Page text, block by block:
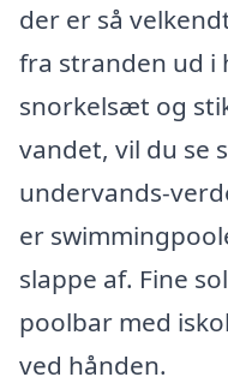
der er så
fra stranden ud i
snorkelsæt og
vandet, vil du se
undervands-
er
slappe af. Fine
poolbar med
ved hånden.